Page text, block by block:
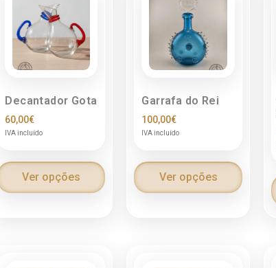
Decantador Gota
60,00€
IVA incluído
Ver opções
Garrafa do Rei
100,00€
IVA incluído
Ver opções